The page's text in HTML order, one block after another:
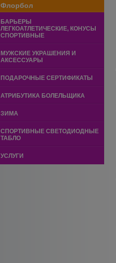
Флорбол
БАРЬЕРЫ
ЛЕГКОАТЛЕТИЧЕСКИЕ, КОНУСЫ
СПОРТИВНЫЕ
МУЖСКИЕ УКРАШЕНИЯ И
АКСЕССУАРЫ
ПОДАРОЧНЫЕ СЕРТИФИКАТЫ
АТРИБУТИКА БОЛЕЛЬЩИКА
ЗИМА
СПОРТИВНЫЕ СВЕТОДИОДНЫЕ
ТАБЛО
УСЛУГИ